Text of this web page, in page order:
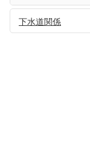
下水道関係